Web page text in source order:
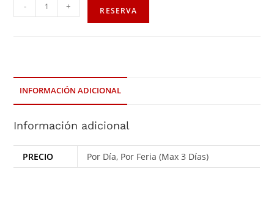
- + RESERVA
INFORMACIÓN ADICIONAL
Información adicional
PRECIO Por Día, Por Feria (Max 3 Días)